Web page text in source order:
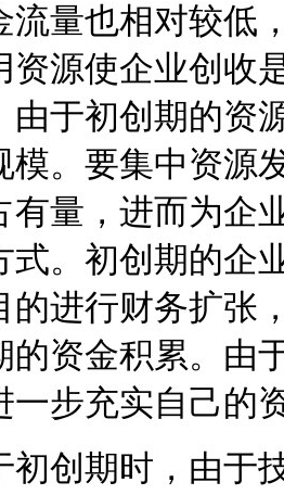
流量也相对较低
资源使企业创收
由于初创期的资
模。要集中资源
有量，进而为企
式。初创期的企
的进行财务扩张
的资金积累。由
一步充实自己的
期时，由于技